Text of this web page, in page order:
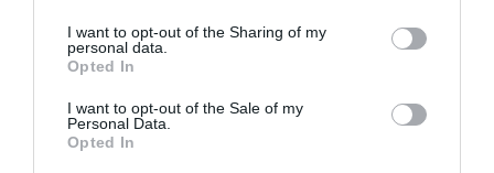
not limited to your visit or usage behaviour. You may click to
grant or deny consent to Google and its third-party tags to
use your data for below specified purposes in below Google
consent section.
I want to opt-out of the Sharing of my
personal data.
Opted In
I want to opt-out of the Sale of my
Personal Data.
Opted In